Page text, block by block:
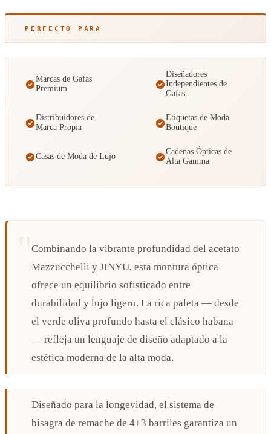
PERFECTO PARA
Marcas de Gafas
Premium
Diseñadores
Independientes de
Gafas
Distribuidores de
Marca Propia
Etiquetas de Moda
Boutique
Casas de Moda de Lujo
Cadenas Ópticas de
Alta Gamma
Combinando la vibrante profundidad del acetato
Mazzucchelli y JINYU, esta montura óptica
ofrece un equilibrio sofisticado entre
durabilidad y lujo ligero. La rica paleta — desde
el verde oliva profundo hasta el clásico habana
— refleja un lenguaje de diseño adaptado a la
estética moderna de la alta moda.
Diseñado para la longevidad, el sistema de
bisagra de remache de 4+3 barriles garantiza un